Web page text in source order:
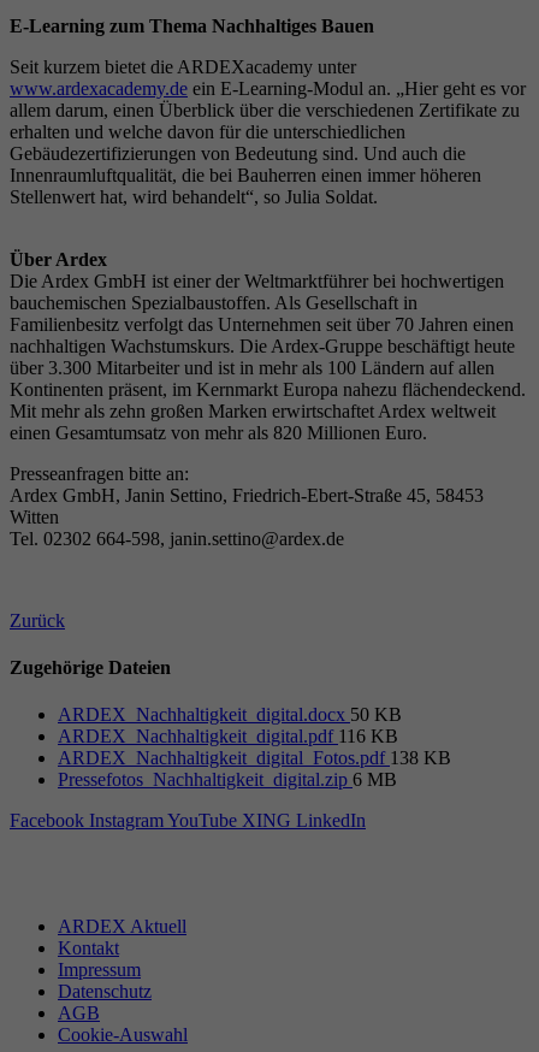
E-Learning zum Thema Nachhaltiges Bauen
Seit kurzem bietet die ARDEXacademy unter
www.ardexacademy.de ein E-Learning-Modul an. „Hier geht es vor
allem darum, einen Überblick über die verschiedenen Zertifikate zu
erhalten und welche davon für die unterschiedlichen
Gebäudezertifizierungen von Bedeutung sind. Und auch die
Innenraumluftqualität, die bei Bauherren einen immer höheren
Stellenwert hat, wird behandelt“, so Julia Soldat.
Über Ardex
Die Ardex GmbH ist einer der Weltmarktführer bei hochwertigen
bauchemischen Spezialbaustoffen. Als Gesellschaft in
Familienbesitz verfolgt das Unternehmen seit über 70 Jahren einen
nachhaltigen Wachstumskurs. Die Ardex-Gruppe beschäftigt heute
über 3.300 Mitarbeiter und ist in mehr als 100 Ländern auf allen
Kontinenten präsent, im Kernmarkt Europa nahezu flächendeckend.
Mit mehr als zehn großen Marken erwirtschaftet Ardex weltweit
einen Gesamtumsatz von mehr als 820 Millionen Euro.
Presseanfragen bitte an:
Ardex GmbH, Janin Settino, Friedrich-Ebert-Straße 45, 58453
Witten
Tel. 02302 664-598, janin.settino@ardex.de
Zurück
Zugehörige Dateien
ARDEX_Nachhaltigkeit_digital.docx 50 KB
ARDEX_Nachhaltigkeit_digital.pdf 116 KB
ARDEX_Nachhaltigkeit_digital_Fotos.pdf 138 KB
Pressefotos_Nachhaltigkeit_digital.zip 6 MB
Facebook InstagramYouTube XING LinkedIn
ARDEX Aktuell
Kontakt
Impressum
Datenschutz
AGB
Cookie-Auswahl